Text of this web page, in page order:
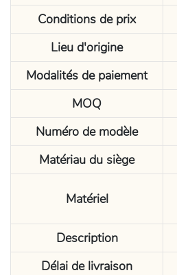
Conditions de prix
Lieu d'origine
Modalités de paiement
MOQ
Numéro de modèle
Matériau du siège
Matériel
Description
Délai de livraison